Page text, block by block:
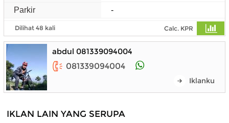
Parkir
-
Dilihat 48 kali Calc. KPR
abdul 081339094004
081339094004
Iklanku
IKLAN LAIN YANG SERUPA